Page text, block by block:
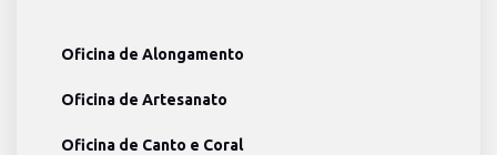
Oficina de Alongamento
Oficina de Artesanato
Oficina de Canto e Coral